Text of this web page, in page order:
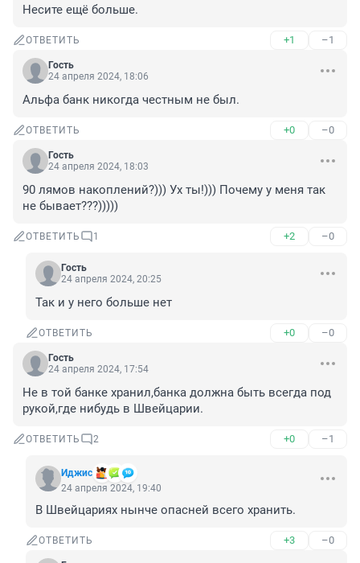
Несите ещё больше.
ОТВЕТИТЬ +1 –1
Гость
24 апреля 2024, 18:06
Альфа банк никогда честным не был.
ОТВЕТИТЬ +0 –0
Гость
24 апреля 2024, 18:03
90 лямов накоплений?))) Ух ты!))) Почему у меня так
не бывает???)))))
ОТВЕТИТЬ 1 +2 –0
Гость
24 апреля 2024, 20:25
Так и у него больше нет
ОТВЕТИТЬ +0 –0
Гость
24 апреля 2024, 17:54
Не в той банке хранил,банка должна быть всегда под
рукой,где нибудь в Швейцарии.
ОТВЕТИТЬ 2 +0 –1
Иджис
24 апреля 2024, 19:40
В Швейцариях нынче опасней всего хранить.
ОТВЕТИТЬ +3 –0